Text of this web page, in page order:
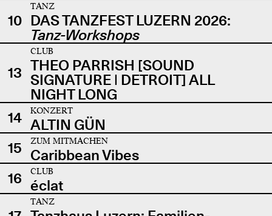
10
TANZ
DAS TANZFEST LUZERN 2026:
Tanz-Workshops
13
CLUB
THEO PARRISH [SOUND
SIGNATURE | DETROIT] ALL
NIGHT LONG
14
KONZERT
ALTIN GÜN
15
ZUM MITMACHEN
Caribbean Vibes
16
CLUB
éclat
TANZ